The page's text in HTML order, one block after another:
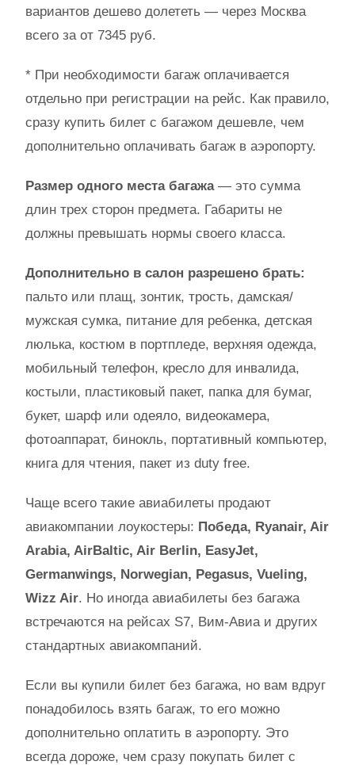
вариантов дешево долететь — через Москва
всего за от 7345 руб.
* При необходимости багаж оплачивается
отдельно при регистрации на рейс. Как правило,
сразу купить билет с багажом дешевле, чем
дополнительно оплачивать багаж в аэропорту.
Размер одного места багажа— это сумма
длин трех сторон предмета. Габариты не
должны превышать нормы своего класса.
Дополнительно в салон разрешено брать:
пальто или плащ, зонтик, трость, дамская/
мужская сумка, питание для ребенка, детская
люлька, костюм в портпледе, верхняя одежда,
мобильный телефон, кресло для инвалида,
костыли, пластиковый пакет, папка для бумаг,
букет, шарф или одеяло, видеокамера,
фотоаппарат, бинокль, портативный компьютер,
книга для чтения, пакет из duty free.
Чаще всего такие авиабилеты продают
авиакомпании лоукостеры: Победа, Ryanair, Air
Arabia, AirBaltic, Air Berlin, EasyJet,
Germanwings, Norwegian, Pegasus, Vueling,
Wizz Air. Но иногда авиабилеты без багажа
встречаются на рейсах S7, Вим-Авиа и других
стандартных авиакомпаний.
Если вы купили билет без багажа, но вам вдруг
понадобилось взять багаж, то его можно
дополнительно оплатить в аэропорту. Это
всегда дороже, чем сразу покупать билет с